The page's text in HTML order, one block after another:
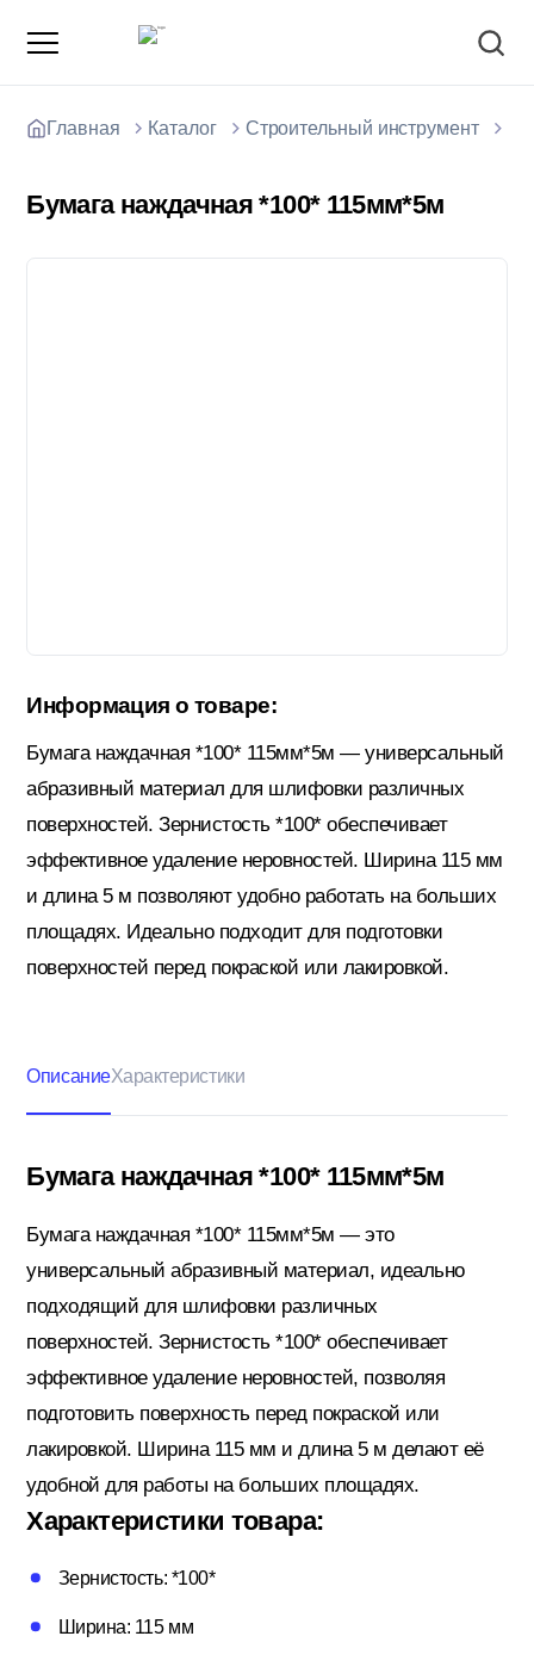
Декоративные штукатурки (готовые)
Картон; Плёнки; Мешки для
строительного мусора
Краски; Грунтовки; Пропитки
Ленты; Серпянки
Металлопрокат
Пены; Герметики; Клей
Плита OSB; Фанера; Клей для Паркета
Потолочный плинтус
О компании
Документы
Главная Каталог Строительный инструмент
Бумага наждачная *100* 115мм*5м
Информация о товаре:
Бумага наждачная *100* 115мм*5м — универсальный
абразивный материал для шлифовки различных
поверхностей. Зернистость *100* обеспечивает
эффективное удаление неровностей. Ширина 115 мм
и длина 5 м позволяют удобно работать на больших
площадях. Идеально подходит для подготовки
поверхностей перед покраской или лакировкой.
ОписаниеХарактеристики
Бумага наждачная *100* 115мм*5м
Бумага наждачная *100* 115мм*5м — это
универсальный абразивный материал, идеально
подходящий для шлифовки различных
поверхностей. Зернистость *100* обеспечивает
эффективное удаление неровностей, позволяя
подготовить поверхность перед покраской или
лакировкой. Ширина 115 мм и длина 5 м делают её
удобной для работы на больших площадях.
Характеристики товара:
Зернистость: *100*
Ширина: 115 мм